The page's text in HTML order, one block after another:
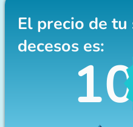
El precio de tu
decesos es: